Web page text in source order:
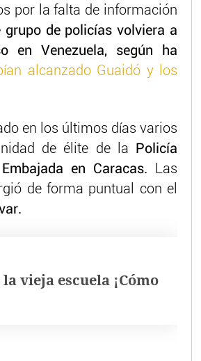
por la falta de información
grupo de policías volviera a
en Venezuela, según ha
alcanzado Guaidó y los
en los últimos días varios
de élite de la
Policía
Embajada en Caracas. Las
de forma puntual con el
vieja escuela ¡Cómo